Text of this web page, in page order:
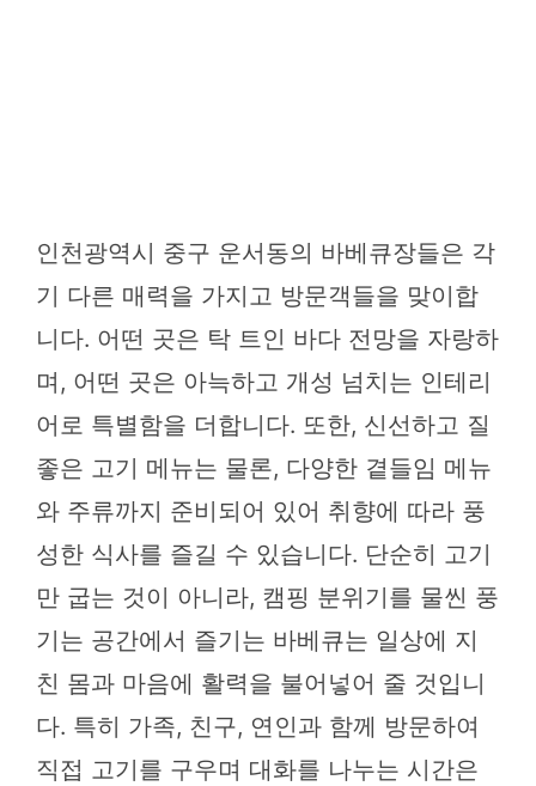
인천광역시 중구 운서동의 바베큐장들은 각
기 다른 매력을 가지고 방문객들을 맞이합
니다. 어떤 곳은 탁 트인 바다 전망을 자랑하
며, 어떤 곳은 아늑하고 개성 넘치는 인테리
어로 특별함을 더합니다. 또한, 신선하고 질
좋은 고기 메뉴는 물론, 다양한 곁들임 메뉴
와 주류까지 준비되어 있어 취향에 따라 풍
성한 식사를 즐길 수 있습니다. 단순히 고기
만 굽는 것이 아니라, 캠핑 분위기를 물씬 풍
기는 공간에서 즐기는 바베큐는 일상에 지
친 몸과 마음에 활력을 불어넣어 줄 것입니
다. 특히 가족, 친구, 연인과 함께 방문하여
직접 고기를 구우며 대화를 나누는 시간은